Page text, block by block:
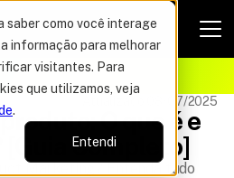
saber como você interage
informação para melhorar
visitantes. Para
que utilizamos, veja
.
Entendi
VAGAS POR TEMPO LIMITADO
Atualizado 08/07/2025
O que é e
[Guia Completo]
Marketing? Entenda tudo